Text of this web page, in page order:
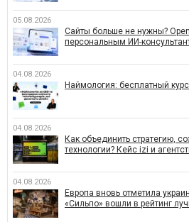
05.08.2026
Сайты больше не нужны?
персональным ИИ-
04.08.2026
Наймология: бесплатный
04.08.2026
Как объединить стратегию,
технологии? Кейс izi и
04.08.2026
Европа вновь отметила
«Сильпо» вошли в рейтинг